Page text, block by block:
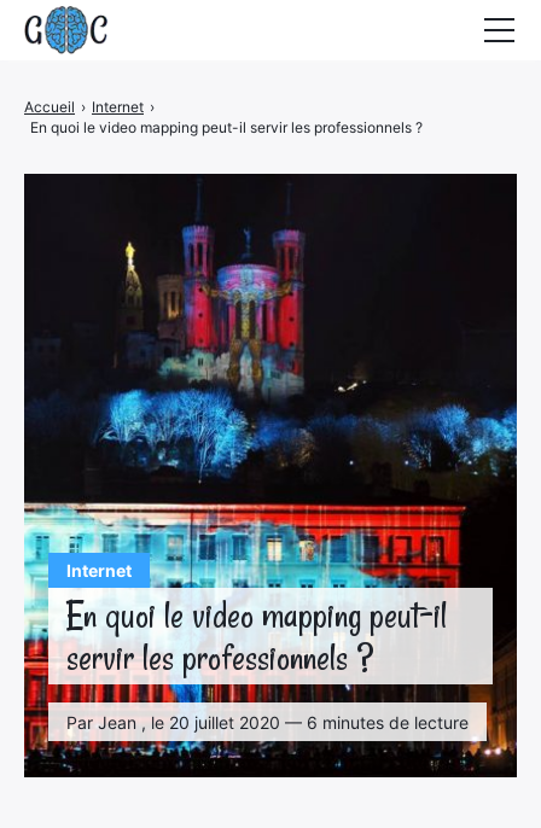
Internet
En quoi le video mapping peut-il
servir les professionnels ?
Par Jean , le 20 juillet 2020 — 6 minutes de lecture
Accueil › Internet ›
En quoi le video mapping peut-il servir les professionnels ?
Actualités